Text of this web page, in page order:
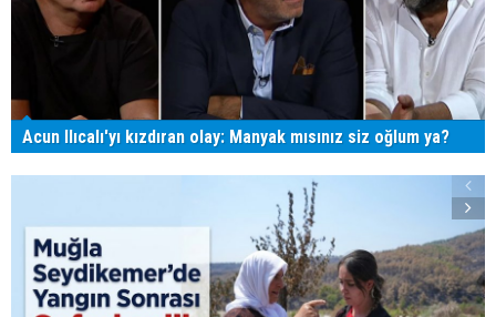
Acun Ilıcalı'yı kızdıran olay: Manyak mısınız siz oğlum ya?